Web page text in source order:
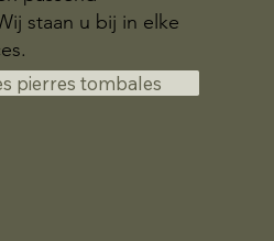
staan u bij in elke
pierres tombales